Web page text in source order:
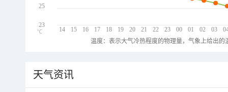
14 15 16 17 18 19 20 21 22 23 00 01 02 03
25
23
℃
温度：表示大气冷热程度的物理量，气象上给出
天气资讯